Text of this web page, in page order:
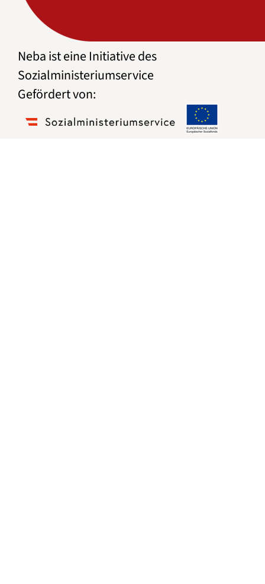
Neba ist eine Initiative des
Sozialministeriumservice
Gefördert von: